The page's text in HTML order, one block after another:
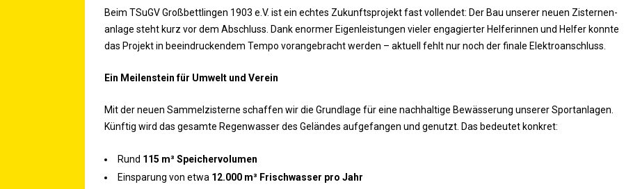
Beim TSu­GV Groß­bett­lin­gen 1903 e.V. ist ein ech­tes Zukunfts­pro­jekt fast voll­endet: Der Bau unse­rer neu­en Zis­ter­nen­
an­la­ge steht kurz vor dem Abschluss. Dank enor­mer Eigen­leis­tun­gen vie­ler enga­gier­ter Hel­fe­rin­nen und Hel­fer konn­te
das Pro­jekt in beein­dru­cken­dem Tem­po vor­an­ge­bracht wer­den – aktu­ell fehlt nur noch der fina­le Elektroanschluss.
Ein Mei­len­stein für Umwelt und Verein
Mit der neu­en Sam­melzis­ter­ne schaf­fen wir die Grund­la­ge für eine nach­hal­ti­ge Bewäs­se­rung unse­rer Sport­an­la­gen.
Künf­tig wird das gesam­te Regen­was­ser des Gelän­des auf­ge­fan­gen und genutzt. Das bedeu­tet konkret:
Rund 115 m³ Speichervolumen
Ein­spa­rung von etwa 12.000 m³ Frisch­was­ser pro Jahr